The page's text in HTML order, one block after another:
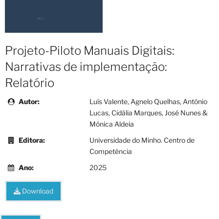
Projeto-Piloto Manuais Digitais:
Narrativas de implementação:
Relatório
Autor:
Luís Valente, Agnelo Quelhas, António
Lucas, Cidália Marques, José Nunes &
Mónica Aldeia
Editora:
Universidade do Minho. Centro de
Competência
Ano:
2025
Download